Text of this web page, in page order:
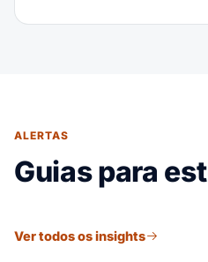
ALERTAS
Guias para
Ver todos os insights